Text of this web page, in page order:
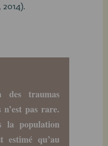
des traumas
pas rare.
la population
estimé qu’au